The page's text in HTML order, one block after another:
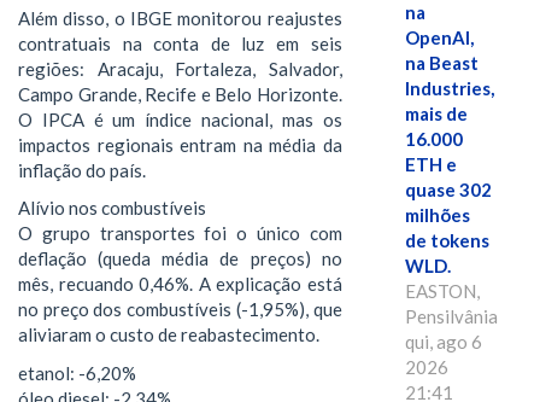
Além disso, o IBGE monitorou reajustes
contratuais na conta de luz em seis
regiões: Aracaju, Fortaleza, Salvador,
Campo Grande, Recife e Belo Horizonte.
O IPCA é um índice nacional, mas os
impactos regionais entram na média da
inflação do país.
Alívio nos combustíveis
O grupo transportes foi o único com
deflação (queda média de preços) no
mês, recuando 0,46%. A explicação está
no preço dos combustíveis (-1,95%), que
aliviaram o custo de reabastecimento.
etanol: -6,20%
na
OpenAI,
na Beast
Industries,
mais de
16.000
ETH e
quase 302
milhões
de tokens
WLD.
EASTON,
Pensilvânia,
qui, ago 6
2026
21:41